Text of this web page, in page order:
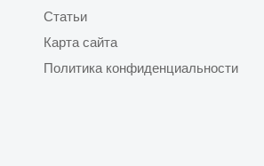
Статьи
Карта сайта
Политика конфиденциальности